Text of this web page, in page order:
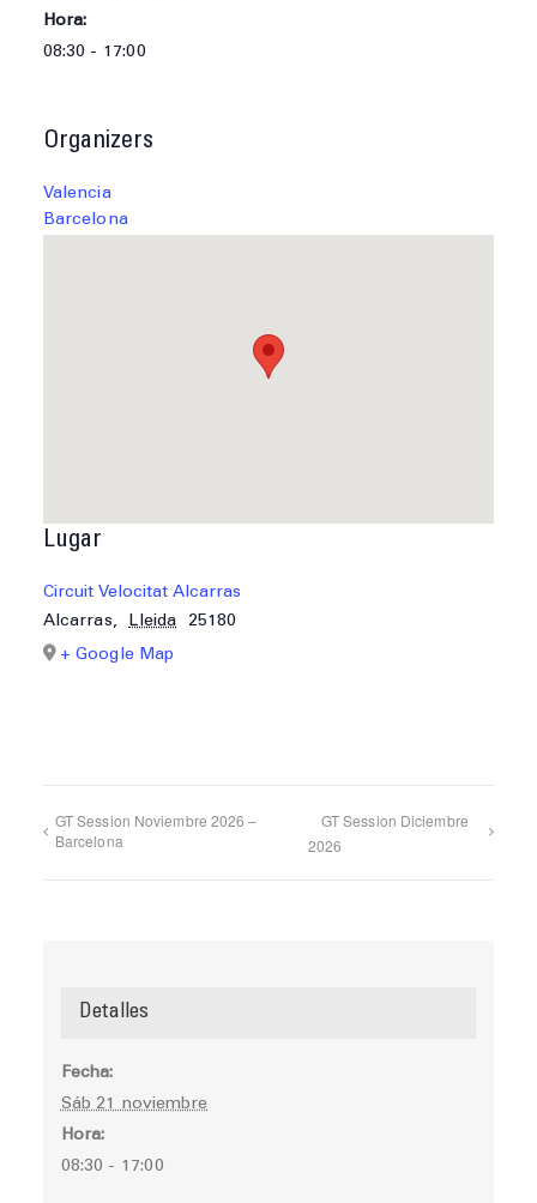
Hora:
08:30 - 17:00
Organizers
Valencia
Barcelona
Lugar
Circuit Velocitat Alcarras
Alcarras, Lleida
25180
+ Google Map
GT Session Noviembre 2026 –
Barcelona
GT Session Diciembre
2026
Detalles
Fecha:
Sáb 21 noviembre
Hora:
08:30 - 17:00